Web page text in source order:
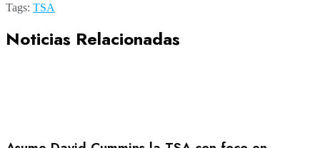
Tags: TSA
Noticias Relacionadas